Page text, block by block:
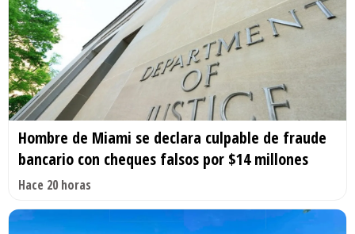
Hombre de Miami se declara culpable de fraude
bancario con cheques falsos por $14 millones
Hace 20 horas